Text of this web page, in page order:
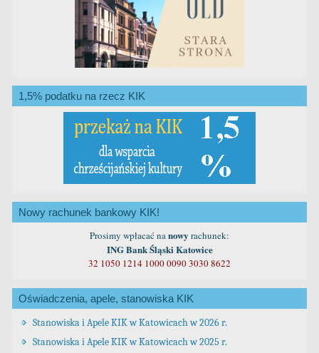
1,5% podatku na rzecz KIK
Nowy rachunek bankowy KIK!
Prosimy wpłacać nanowy rachunek:
ING Bank Śląski Katowice
32 1050 1214 1000 0090 3030 8622
Oświadczenia, apele, stanowiska KIK
Stanowiska i Apele KIK w Katowicach w 2026 r.
Stanowiska i Apele KIK w Katowicach w 2025 r.